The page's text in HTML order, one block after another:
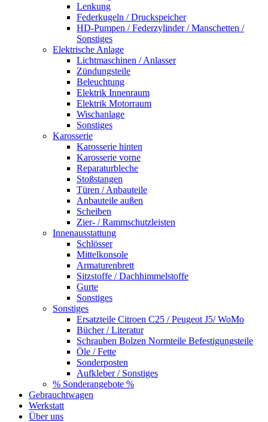
Lenkung
Federkugeln / Druckspeicher
HD-Pumpen / Federzylinder / Manschetten /
Sonstiges
Elektrische Anlage
Lichtmaschinen / Anlasser
Zündungsteile
Beleuchtung
Elektrik Innenraum
Elektrik Motorraum
Wischanlage
Sonstiges
Karosserie
Karosserie hinten
Karosserie vorne
Reparaturbleche
Stoßstangen
Türen / Anbauteile
Anbauteile außen
Scheiben
Zier- / Rammschutzleisten
Innenausstattung
Schlösser
Mittelkonsole
Armaturenbrett
Sitzstoffe / Dachhimmelstoffe
Gurte
Sonstiges
Sonstiges
Ersatzteile Citroen C25 / Peugeot J5/ WoMo
Bücher / Literatur
Schrauben Bolzen Normteile Befestigungsteile
Öle / Fette
Sonderposten
Aufkleber / Sonstiges
% Sonderangebote %
Gebrauchtwagen
Werkstatt
Über uns